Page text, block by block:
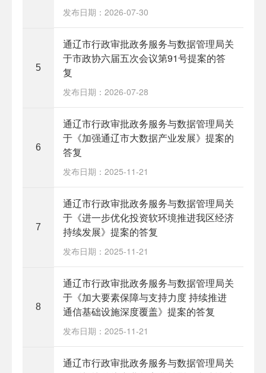
发布日期：2026-07-30
5
通辽市行政审批政务服务与数据管理局关
于市政协六届五次会议第91号提案的答
复
发布日期：2026-07-28
6
通辽市行政审批政务服务与数据管理局关
于《加强通辽市大数据产业发展》提案的
答复
发布日期：2025-11-21
7
通辽市行政审批政务服务与数据管理局关
于《进一步优化投资软环境推进我区经济
持续发展》提案的答复
发布日期：2025-11-21
8
通辽市行政审批政务服务与数据管理局关
于《加大要素保障与支持力度 持续推进
通信基础设施深度覆盖》提案的答复
发布日期：2025-11-21
通辽市行政审批政务服务与数据管理局关